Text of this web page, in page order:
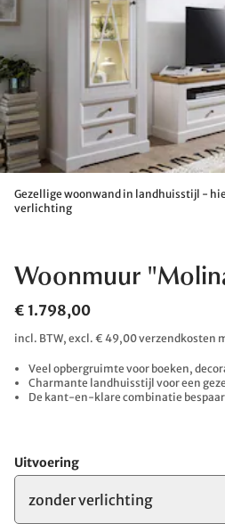
Gezellige woonwand in landhuisstijl -
verlichting
Woonmuur
€ 1.798,00
incl. BTW, excl. € 49,00 verzendkosten
Veel opbergruimte voor boeken,
Charmante landhuisstijl voor een
De kant-en-klare combinatie
Uitvoering
zonder verlichting